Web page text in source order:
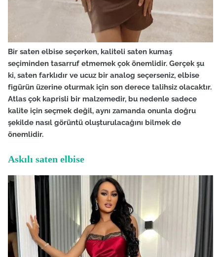
Bir saten elbise seçerken, kaliteli saten kumaş
seçiminden tasarruf etmemek çok önemlidir. Gerçek şu
ki, saten farklıdır ve ucuz bir analog seçerseniz, elbise
figürün üzerine oturmak için son derece talihsiz olacaktır.
Atlas çok kaprisli bir malzemedir, bu nedenle sadece
kalite için seçmek değil, aynı zamanda onunla doğru
şekilde nasıl görüntü oluşturulacağını bilmek de
önemlidir.
Askılı saten elbise